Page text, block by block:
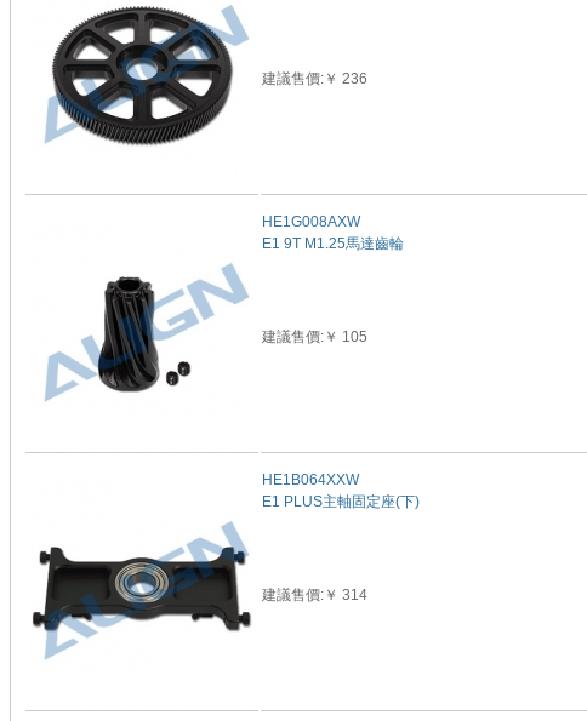
建議售價:￥ 236
HE1G008AXW
E1 9T M1.25馬達齒輪
建議售價:￥ 105
HE1B064XXW
E1 PLUS主軸固定座(下)
建議售價:￥ 314